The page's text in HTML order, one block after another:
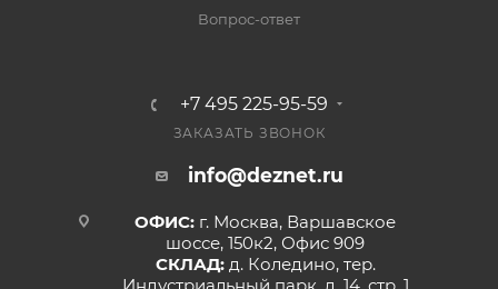
Вопрос-ответ
+7 495 225-95-59
ЗАКАЗАТЬ ЗВОНОК
info@deznet.ru
ОФИС: г. Москва, Варшавское
шоссе, 150к2, Офис 909
СКЛАД: д. Коледино, тер.